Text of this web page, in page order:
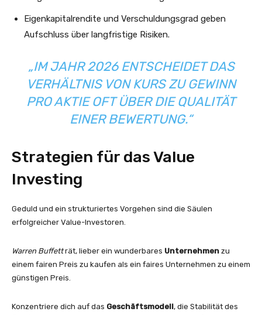
Eigenkapitalrendite und Verschuldungsgrad geben
Aufschluss über langfristige Risiken.
„IM JAHR 2026 ENTSCHEIDET DAS
VERHÄLTNIS VON KURS ZU GEWINN
PRO AKTIE OFT ÜBER DIE QUALITÄT
EINER BEWERTUNG.“
Strategien für das Value
Investing
Geduld und ein strukturiertes Vorgehen sind die Säulen
erfolgreicher Value-Investoren.
Warren Buffetträt, lieber ein wunderbares Unternehmen zu
einem fairen Preis zu kaufen als ein faires Unternehmen zu einem
günstigen Preis.
Konzentriere dich auf das Geschäftsmodell, die Stabilität des